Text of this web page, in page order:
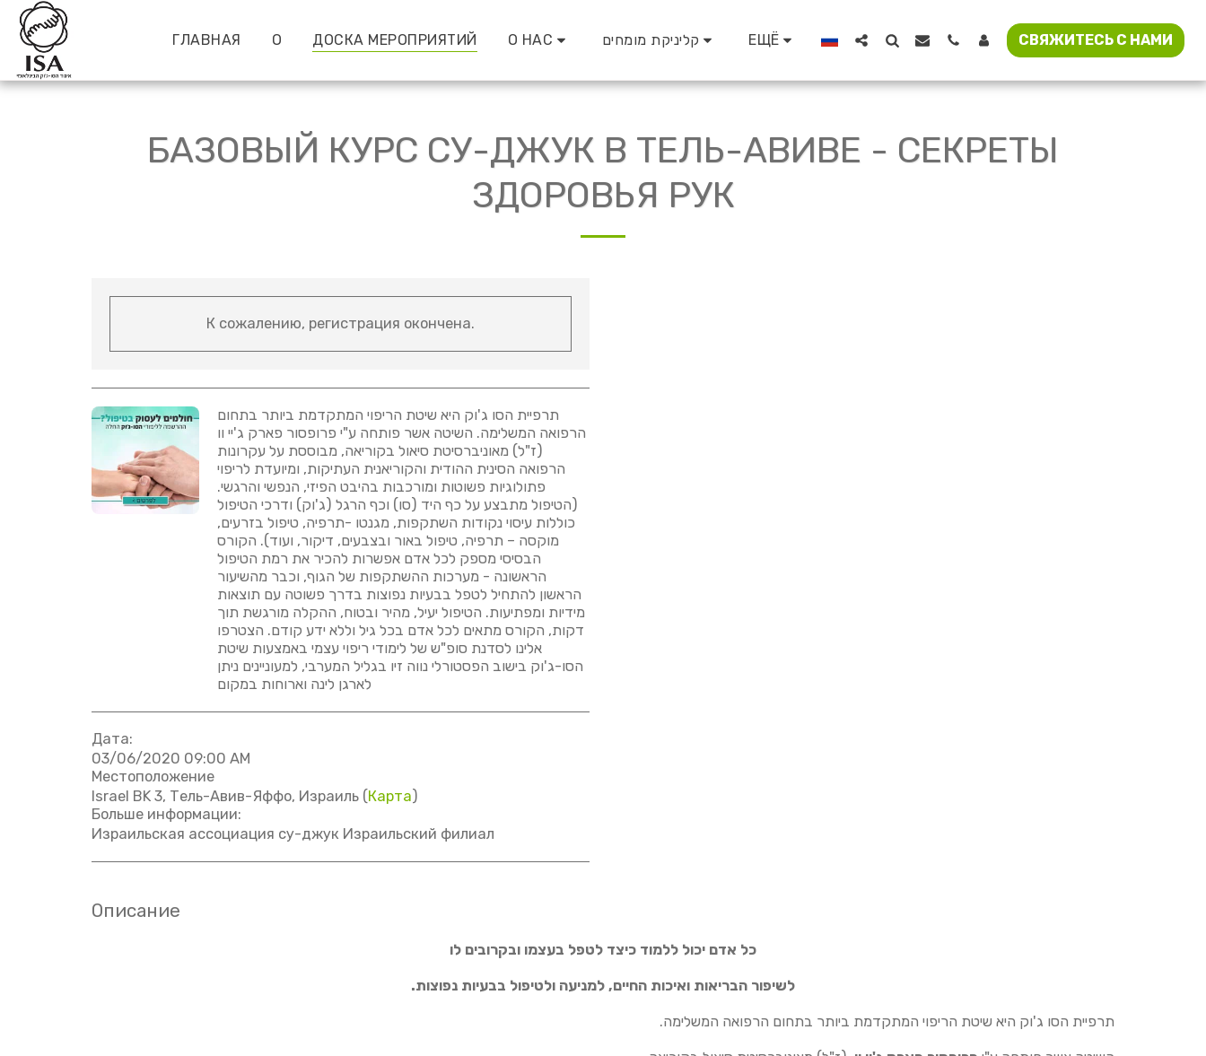
ГЛАВНАЯ О ДОСКА МЕРОПРИЯТИЙ О НАС קליניקת מומחים ЕЩЁ СВЯЖИТЕСЬ С НАМИ
БАЗОВЫЙ КУРС СУ-ДЖУК В ТЕЛЬ-АВИВЕ - СЕКРЕТЫ
ЗДОРОВЬЯ РУК
К сожалению, регистрация окончена.
תרפיית הסו ג'וק היא שיטת הריפוי המתקדמת ביותר בתחום
הרפואה המשלימה. השיטה אשר פותחה ע"י פרופסור פארק ג'יי וו
(ז"ל) מאוניברסיטת סיאול בקוריאה, מבוססת על עקרונות
הרפואה הסינית ההודית והקוריאנית העתיקות, ומיועדת לריפוי
פתולוגיות פשוטות ומורכבות בהיבט הפיזי, הנפשי והרגשי.
(הטיפול מתבצע על כף היד (סו) וכף הרגל (ג'וק) ודרכי הטיפול
כוללות עיסוי נקודות השתקפות, מגנטו -תרפיה, טיפול בזרעים,
מוקסה – תרפיה, טיפול באור ובצבעים, דיקור, ועוד). הקורס
הבסיסי מספק לכל אדם אפשרות להכיר את רמת הטיפול
הראשונה - מערכות ההשתקפות של הגוף, וכבר מהשיעור
הראשון להתחיל לטפל בבעיות נפוצות בדרך פשוטה עם תוצאות
מידיות ומפתיעות. הטיפול יעיל, מהיר ובטוח, ההקלה מורגשת תוך
דקות, הקורס מתאים לכל אדם בכל גיל וללא ידע קודם. הצטרפו
אלינו לסדנת סופ"ש של לימודי ריפוי עצמי באמצעות שיטת
הסו-ג'וק בישוב הפסטורלי נווה זיו בגליל המערבי, למעוניינים ניתן
לארגן לינה וארוחות במקום
Дата:
03/06/2020 09:00 AM
Местоположение
Israel BK 3, Тель-Авив-Яффо, Израиль (Карта)
Больше информации:
Израильская ассоциация су-джук Израильский филиал
Описание
כל אדם יכול ללמוד כיצד לטפל בעצמו ובקרובים לו
לשיפור הבריאות ואיכות החיים, למניעה ולטיפול בבעיות נפוצות.
תרפיית הסו ג'וק היא שיטת הריפוי המתקדמת ביותר בתחום הרפואה המשלימה.